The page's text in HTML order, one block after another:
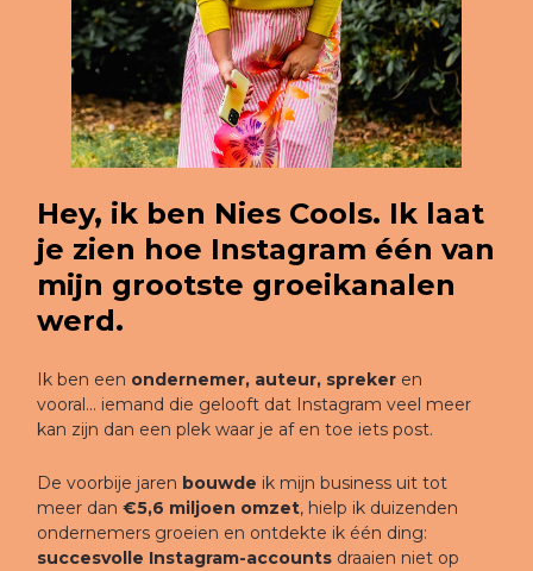
Hey, ik ben Nies Cools. Ik laat
je zien hoe Instagram één van
mijn grootste groeikanalen
werd.
Ik ben een ondernemer, auteur, spreker en
vooral... iemand die gelooft dat Instagram veel meer
kan zijn dan een plek waar je af en toe iets post.
De voorbije jaren bouwde ik mijn business uit tot
meer dan €5,6 miljoen omzet, hielp ik duizenden
ondernemers groeien en ontdekte ik één ding:
succesvolle Instagram-accounts draaien niet op